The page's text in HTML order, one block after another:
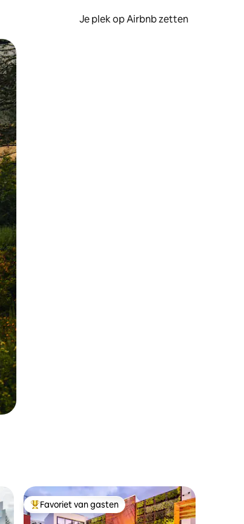
Je plek op Airbnb zetten
Topfavoriet van gasten
Favoriet van gasten